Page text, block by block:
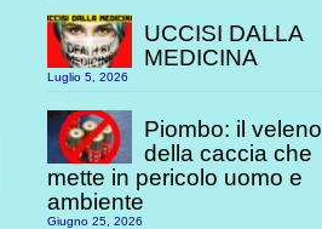
UCCISI DALLA
MEDICINA
Luglio 5, 2026
Piombo: il veleno
della caccia che
mette in pericolo uomo e
ambiente
Giugno 25, 2026